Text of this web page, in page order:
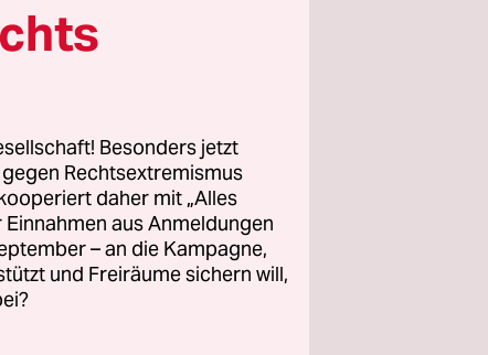
Nazis
ihre
Einzig in
1938
Besonders jetzt
Rechtsextremismus
daher mit „Alles
aus Anmeldungen
– an die Kampagne,
und Freiräume sichern will,